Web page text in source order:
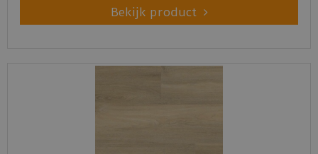
Bekijk product